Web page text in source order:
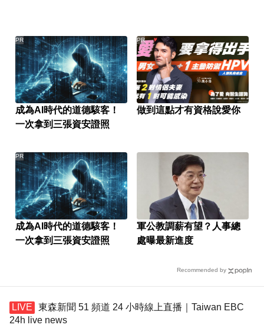
成為AI時代的道德駭客！
一次拿到三張資安證照
PR
做到這點才有資格說愛你
PR
成為AI時代的道德駭客！
一次拿到三張資安證照
PR
軍公教調薪有望？人事總
處曝最新進度
Recommended by
東森新聞 51 頻道 24 小時線上直播｜Taiwan EBC
24h live news